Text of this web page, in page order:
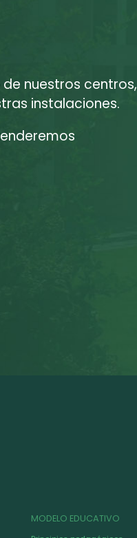
nuestros centros,
instalaciones.
MODELO EDUCATIVO